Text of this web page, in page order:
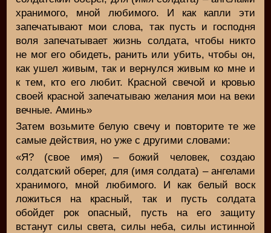
хранимого, мной любимого. И как капли эти
запечатывают мои слова, так пусть и господня
воля запечатывает жизнь солдата, чтобы никто
не мог его обидеть, ранить или убить, чтобы он,
как ушел живым, так и вернулся живым ко мне и
к тем, кто его любит. Красной свечой и кровью
своей красной запечатываю желания мои на веки
вечные. Аминь»
Затем возьмите белую свечу и повторите те же
самые действия, но уже с другими словами:
«Я? (свое имя) – божий человек, создаю
солдатский оберег, для (имя солдата) – ангелами
хранимого, мной любимого. И как белый воск
ложиться на красный, так и пусть солдата
обойдет рок опасный, пусть на его защиту
встанут силы света, силы неба, силы истинной